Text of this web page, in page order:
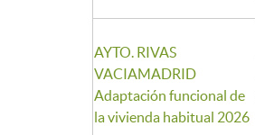
AYTO. RIVAS
VACIAMADRID
Adaptación funcional de
la vivienda habitual 2026